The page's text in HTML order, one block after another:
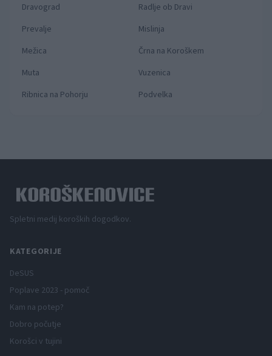
Dravograd
Radlje ob Dravi
Prevalje
Mislinja
Mežica
Črna na Koroškem
Muta
Vuzenica
Ribnica na Pohorju
Podvelka
Spletni medij koroških dogodkov.
KATEGORIJE
DeSUS
Poplave 2023 - pomoč
Kam na potep?
Dobro počutje
Korošci v tujini